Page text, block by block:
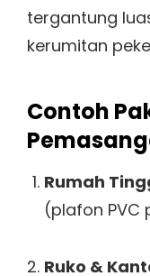
tergantung
kerumitan
Contoh
Rumah
(plafon
Ruko &